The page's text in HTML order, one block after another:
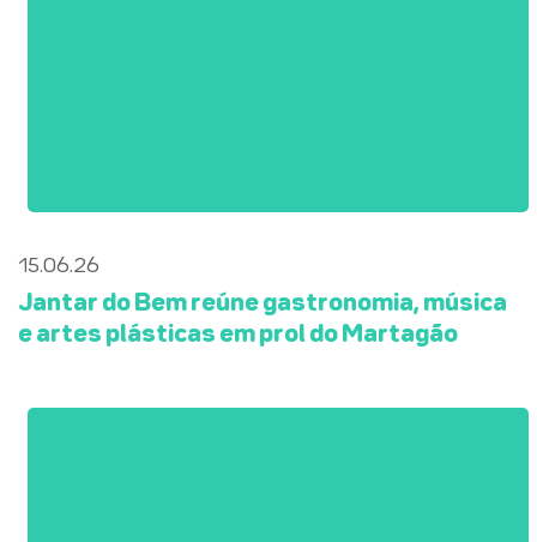
15.06.26
Jantar do Bem reúne gastronomia, música
e artes plásticas em prol do Martagão